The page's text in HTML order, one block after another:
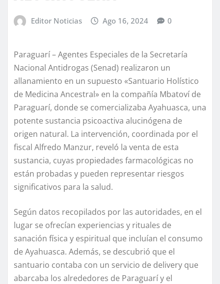
Editor Noticias Ago 16, 2024 0
Paraguarí – Agentes Especiales de la Secretaría
Nacional Antidrogas (Senad) realizaron un
allanamiento en un supuesto «Santuario Holístico
de Medicina Ancestral» en la compañía Mbatoví de
Paraguarí, donde se comercializaba Ayahuasca, una
potente sustancia psicoactiva alucinógena de
origen natural. La intervención, coordinada por el
fiscal Alfredo Manzur, reveló la venta de esta
sustancia, cuyas propiedades farmacológicas no
están probadas y pueden representar riesgos
significativos para la salud.
Según datos recopilados por las autoridades, en el
lugar se ofrecían experiencias y rituales de
sanación física y espiritual que incluían el consumo
de Ayahuasca. Además, se descubrió que el
santuario contaba con un servicio de delivery que
abarcaba los alrededores de Paraguarí y el